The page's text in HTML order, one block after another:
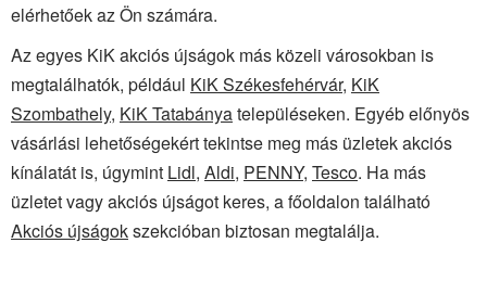
elérhetőek az Ön számára.
Az egyes KiK akciós újságok más közeli városokban is
megtalálhatók, például KiK Székesfehérvár, KiK
Szombathely, KiK Tatabányatelepüléseken. Egyéb előnyös
vásárlási lehetőségekért tekintse meg más üzletek akciós
kínálatát is, úgymint Lidl, Aldi, PENNY, Tesco. Ha más
üzletet vagy akciós újságot keres, a főoldalon található
Akciós újságokszekcióban biztosan megtalálja.